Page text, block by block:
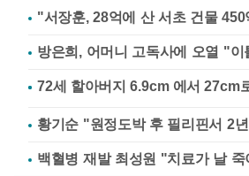
"서장훈, 28억에 산 서초 건물
방은희, 어머니 고독사에 오열 "이
황기순 "원정도박 후 필리핀서 2
백혈병 재발 최성원 "치료가 날